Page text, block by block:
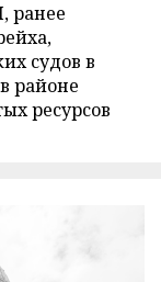
ранее
судов в
районе
ресурсов